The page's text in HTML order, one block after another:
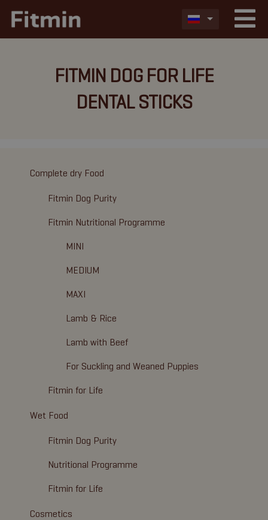
FITMIN DOG FOR LIFE
DENTAL STICKS
Complete dry Food
Fitmin Dog Purity
Fitmin Nutritional Programme
MINI
MEDIUM
MAXI
Lamb & Rice
Lamb with Beef
For Suckling and Weaned Puppies
Fitmin for Life
Wet Food
Fitmin Dog Purity
Nutritional Programme
Fitmin for Life
Cosmetics